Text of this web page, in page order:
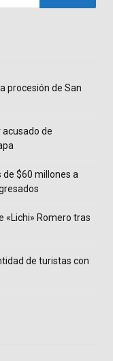
procesión de San
acusado de
$60 millones a
«Lichi» Romero tras
de turistas con